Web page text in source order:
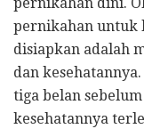
pernikahan untuk
disiapkan adalah
dan
tiga belan
kesehatannya